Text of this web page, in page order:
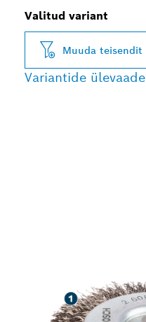
Valitud variant
Muuda teisendit
Variantide ülevaade